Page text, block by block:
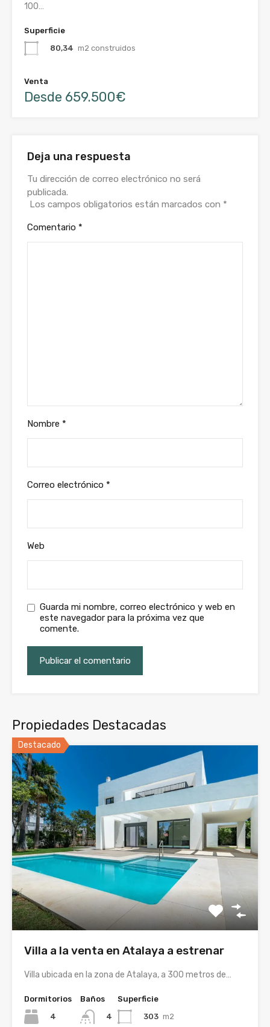
100…
Superficie
80,34 m2 construidos
Venta
Desde 659.500€
Deja una respuesta
Tu dirección de correo electrónico no será
publicada.
Los campos obligatorios están marcados con *
Comentario *
Nombre *
Correo electrónico *
Web
Guarda mi nombre, correo electrónico y web en
este navegador para la próxima vez que
comente.
Propiedades Destacadas
Destacado
Villa a la venta en Atalaya a estrenar
Villa ubicada en la zona de Atalaya, a 300 metros de…
Dormitorios
4
Baños
4
Superficie
303 m2